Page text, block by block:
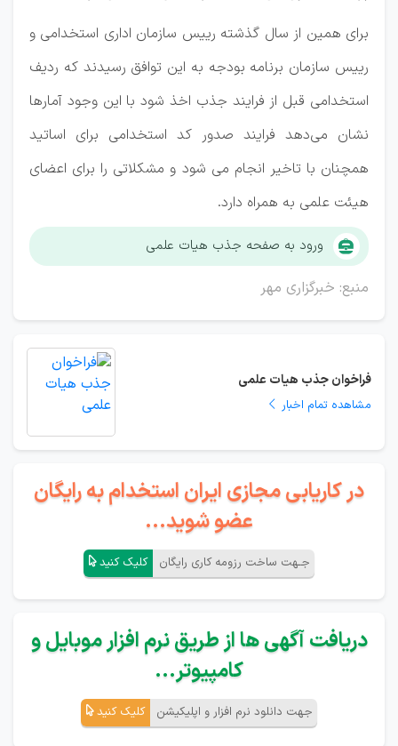
برای همین از سال گذشته رییس سازمان اداری استخدامی و
رییس سازمان برنامه بودجه به این توافق رسیدند که ردیف
استخدامی قبل از فرایند جذب اخذ شود با این وجود آمارها
نشان می‌دهد فرایند صدور کد استخدامی برای اساتید
همچنان با تاخیر انجام می شود و مشکلاتی را برای اعضای
هیئت علمی به همراه دارد.
ورود به صفحه جذب هیات علمی
منبع: خبرگزاری مهر
فراخوان جذب هیات علمی
مشاهده تمام اخبار
در کاریابی مجازی ایران استخدام به رایگان
عضو شوید...
جـهت ساخت رزومه کاری رایگان کلیک کنید
دریافت آگهی ها از طریق نرم افزار موبایل و
کامپیوتر...
جهت دانلود نرم افزار و اپلیکیشن کلیک کنید